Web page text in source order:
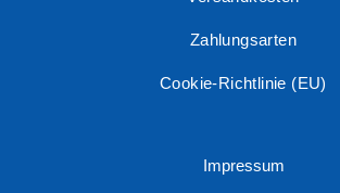
Zahlungsarten
Cookie-Richtlinie (EU)
Impressum